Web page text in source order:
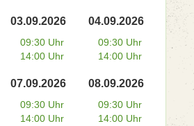
03.09.2026
09:30 Uhr
14:00 Uhr
04.09.2026
09:30 Uhr
14:00 Uhr
07.09.2026
09:30 Uhr
14:00 Uhr
08.09.2026
09:30 Uhr
14:00 Uhr